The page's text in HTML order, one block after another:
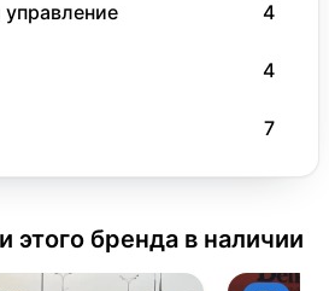
4
4
7
этого бренда в наличии